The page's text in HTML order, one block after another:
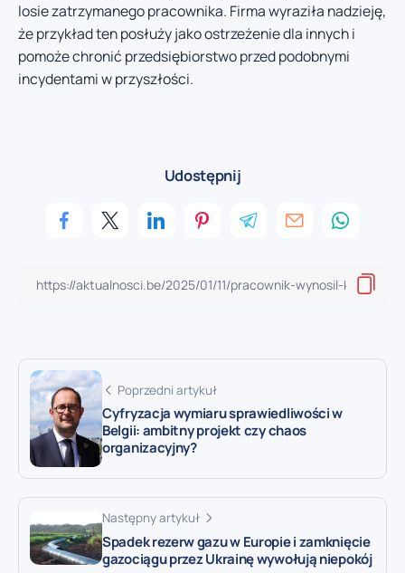
losie zatrzymanego pracownika. Firma wyraziła nadzieję,
że przykład ten posłuży jako ostrzeżenie dla innych i
pomoże chronić przedsiębiorstwo przed podobnymi
incydentami w przyszłości.
Udostępnij
Poprzedni artykuł
Cyfryzacja wymiaru sprawiedliwości w
Belgii: ambitny projekt czy chaos
organizacyjny?
Następny artykuł
Spadek rezerw gazu w Europie i zamknięcie
gazociągu przez Ukrainę wywołują niepokój